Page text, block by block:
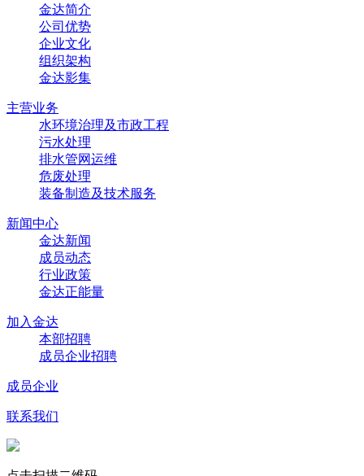
金达简介
公司优势
企业文化
组织架构
金达影集
主营业务
水环境治理及市政工程
污水处理
排水管网运维
危废处理
装备制造及技术服务
新闻中心
金达新闻
成员动态
行业政策
金达正能量
加入金达
本部招聘
成员企业招聘
成员企业
联系我们